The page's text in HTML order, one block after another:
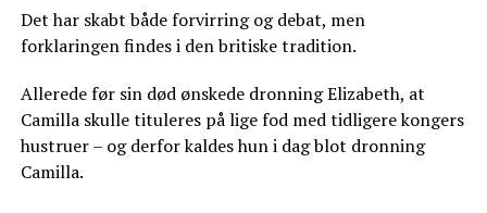
Det har skabt både forvirring og debat, men
forklaringen findes i den britiske tradition.
Allerede før sin død ønskede dronning Elizabeth, at
Camilla skulle tituleres på lige fod med tidligere kongers
hustruer – og derfor kaldes hun i dag blot dronning
Camilla.